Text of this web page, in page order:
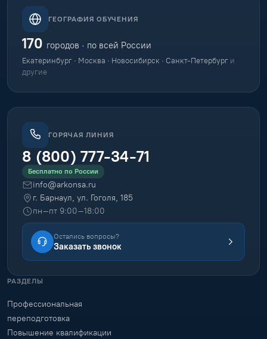
ГЕОГРАФИЯ ОБУЧЕНИЯ
170 городов · по всей России
Екатеринбург · Москва · Новосибирск · Санкт-Петербург и
другие
ГОРЯЧАЯ ЛИНИЯ
8 (800) 777-34-71
Бесплатно по России
info@arkonsa.ru
г. Барнаул, ул. Гоголя, 185
пн–пт 9:00–18:00
Остались вопросы?
Заказать звонок
РАЗДЕЛЫ
Профессиональная
переподготовка
Повышение квалификации